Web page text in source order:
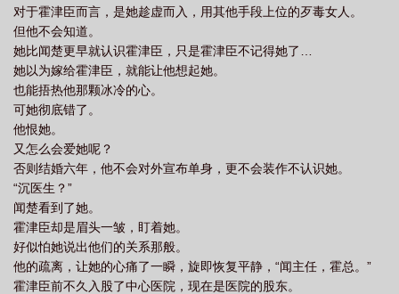
对于霍津臣而言，是她趁虚而入，用其他手段上位的歹毒女人。
但他不会知道。
她比闻楚更早就认识霍津臣，只是霍津臣不记得她了…
她以为嫁给霍津臣，就能让他想起她。
也能捂热他那颗冰冷的心。
可她彻底错了。
他恨她。
又怎么会爱她呢？
否则结婚六年，他不会对外宣布单身，更不会装作不认识她。
“沉医生？”
闻楚看到了她。
霍津臣却是眉头一皱，盯着她。
好似怕她说出他们的关系那般。
他的疏离，让她的心痛了一瞬，旋即恢复平静，“闻主任，霍总。”
霍津臣前不久入股了中心医院，现在是医院的股东。